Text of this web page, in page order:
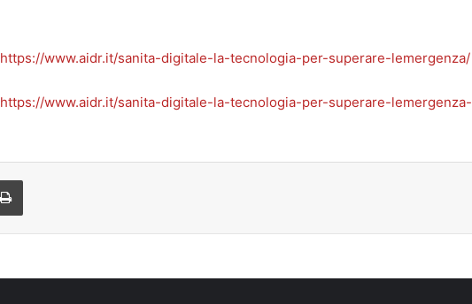
https://www.aidr.it/sanita-digitale-la-tecnologia-per-superare-lemergenza/
https://www.aidr.it/sanita-digitale-la-tecnologia-per-superare-lemergenza-